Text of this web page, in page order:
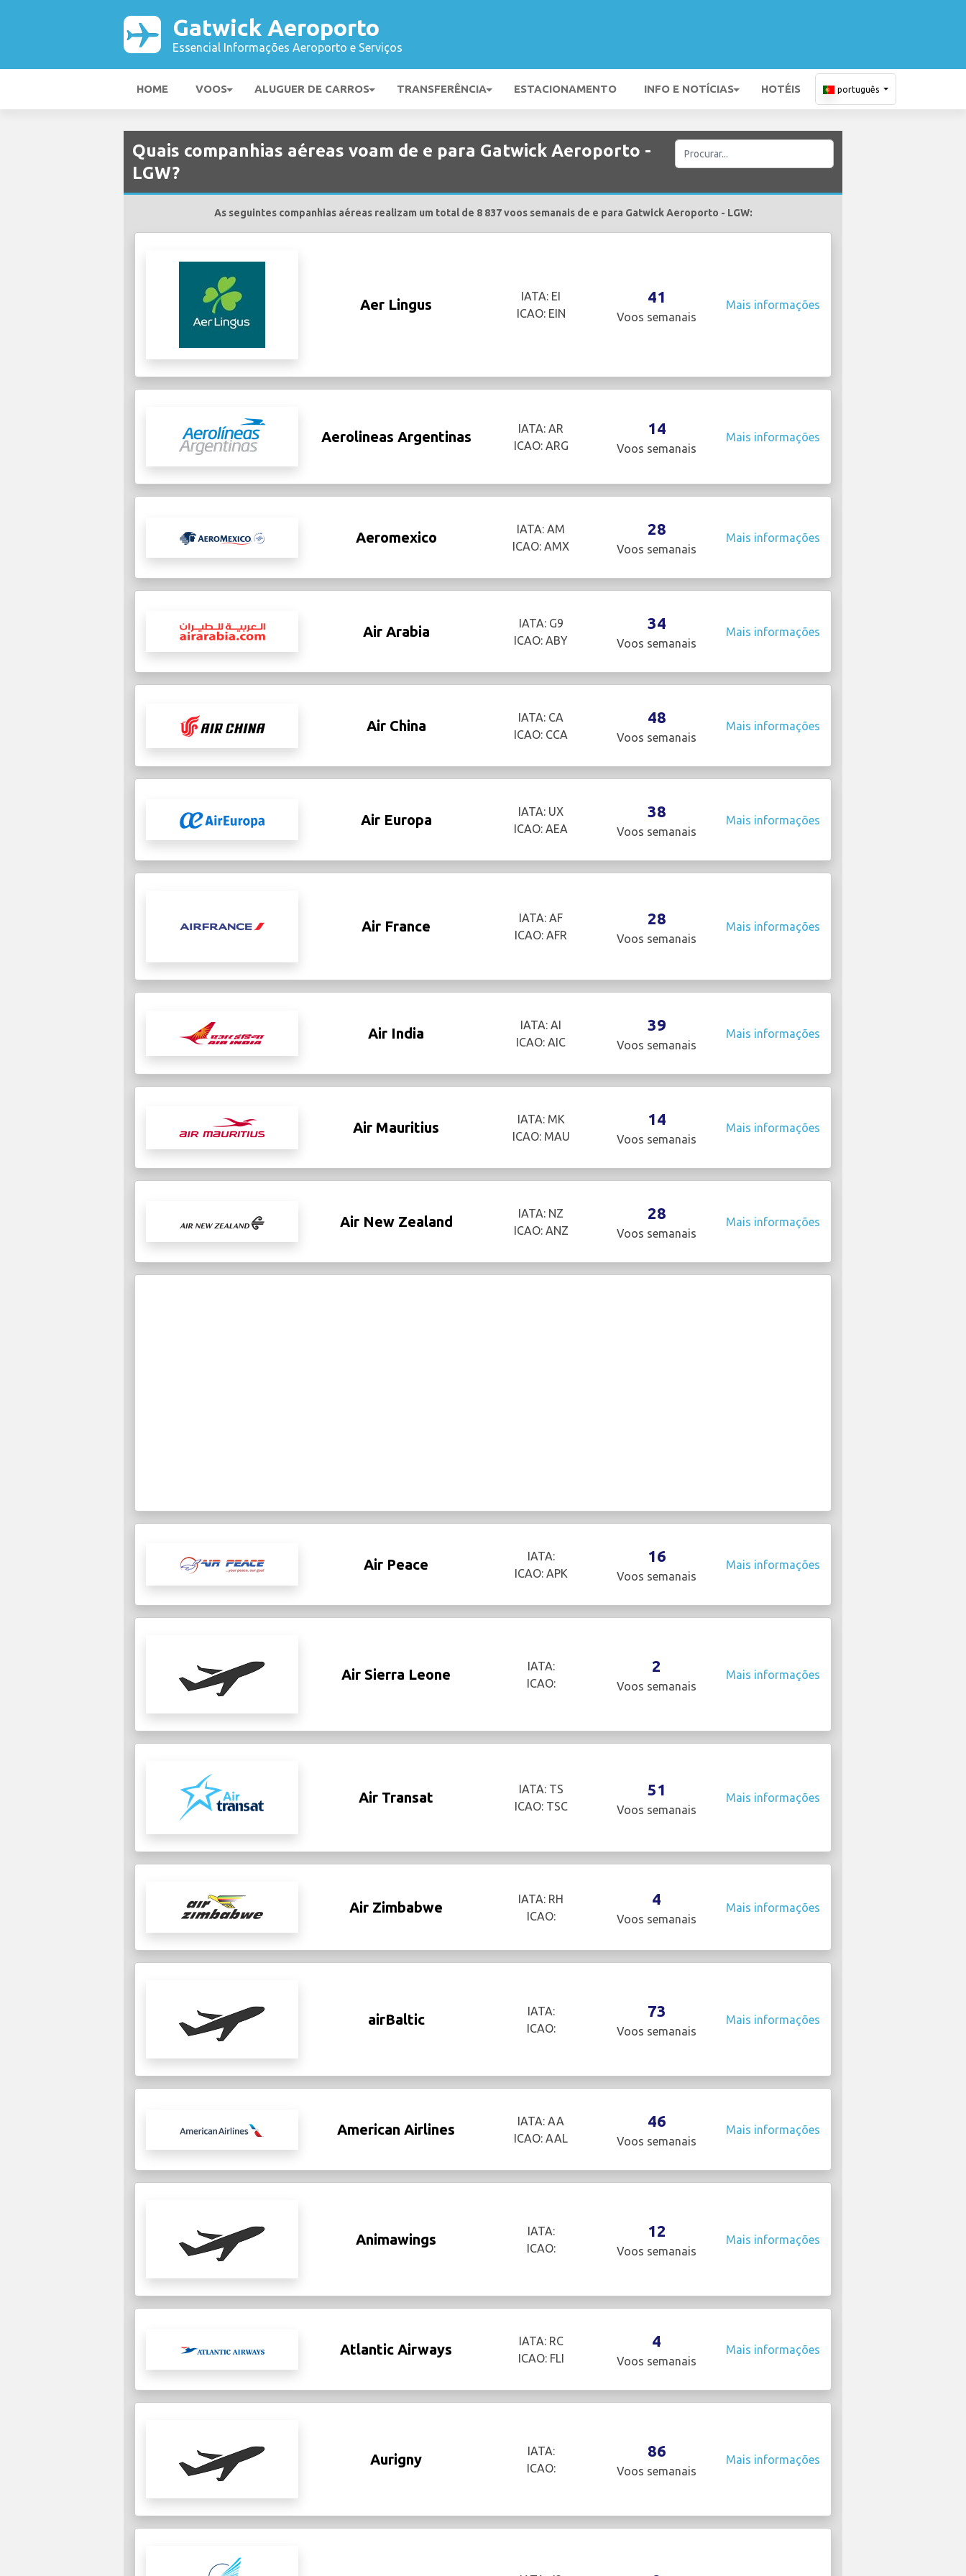
Gatwick Aeroporto
Essencial Informações Aeroporto e Serviços
HOME VOOS ALUGUER DE CARROS TRANSFERÊNCIA ESTACIONAMENTO INFO E NOTÍCIAS HOTÉIS português
Quais companhias aéreas voam de e para Gatwick Aeroporto -
LGW?
As seguintes companhias aéreas realizam um total de 8 837 voos semanais de e para Gatwick Aeroporto - LGW:
Aer Lingus
IATA: EI
ICAO: EIN
41
Voos semanais
Mais informações
Aerolineas Argentinas
IATA: AR
ICAO: ARG
14
Voos semanais
Mais informações
Aeromexico
IATA: AM
ICAO: AMX
28
Voos semanais
Mais informações
Air Arabia
IATA: G9
ICAO: ABY
34
Voos semanais
Mais informações
Air China
IATA: CA
ICAO: CCA
48
Voos semanais
Mais informações
Air Europa
IATA: UX
ICAO: AEA
38
Voos semanais
Mais informações
Air France
IATA: AF
ICAO: AFR
28
Voos semanais
Mais informações
Air India
IATA: AI
ICAO: AIC
39
Voos semanais
Mais informações
Air Mauritius
IATA: MK
ICAO: MAU
14
Voos semanais
Mais informações
Air New Zealand
IATA: NZ
ICAO: ANZ
28
Voos semanais
Mais informações
Air Peace
IATA:
ICAO: APK
16
Voos semanais
Mais informações
Air Sierra Leone
IATA:
ICAO:
2
Voos semanais
Mais informações
Air Transat
IATA: TS
ICAO: TSC
51
Voos semanais
Mais informações
Air Zimbabwe
IATA: RH
ICAO:
4
Voos semanais
Mais informações
airBaltic
IATA:
ICAO:
73
Voos semanais
Mais informações
American Airlines
IATA: AA
ICAO: AAL
46
Voos semanais
Mais informações
Animawings
IATA:
ICAO:
12
Voos semanais
Mais informações
Atlantic Airways
IATA: RC
ICAO: FLI
4
Voos semanais
Mais informações
Aurigny
IATA:
ICAO:
86
Voos semanais
Mais informações